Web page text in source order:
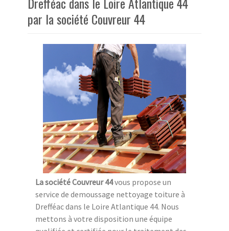
par la société Couvreur 44
La société Couvreur 44vous propose un
service de demoussage nettoyage toiture à
Drefféac dans le Loire Atlantique 44. Nous
mettons à votre disposition une équipe